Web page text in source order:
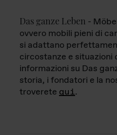
Das ganze Leben -
ovvero mobili pieni di
si adattano
circostanze e situazioni
informazioni su Das
storia, i fondatori e la
troverete qui.